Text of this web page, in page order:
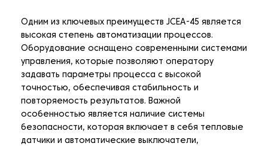
Одним из ключевых преимуществ JCEA-45 является
высокая степень автоматизации процессов.
Оборудование оснащено современными системами
управления, которые позволяют оператору
задавать параметры процесса с высокой
точностью, обеспечивая стабильность и
повторяемость результатов. Важной
особенностью является наличие системы
безопасности, которая включает в себя тепловые
датчики и автоматические выключатели,